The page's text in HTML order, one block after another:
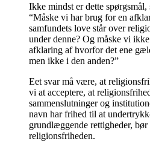
Ikke mindst er dette
“Måske vi har brug for en
samfundets love står over
under denne? Og måske vi
afklaring af hvorfor det ene
men ikke i den anden?”
Eet svar må være, at
vi at acceptere, at
sammenslutninger og
navn har frihed til at
grundlæggende rettigheder,
religionsfriheden.